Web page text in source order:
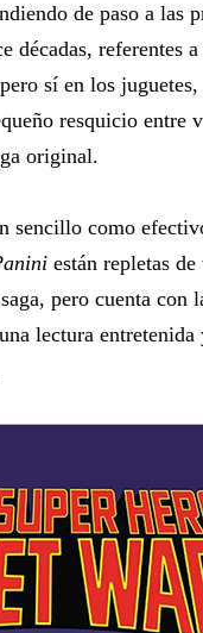
de paso a las
décadas, referentes
sí en los
resquicio entre
original.
sencillo como
están repletas
pero cuenta con
lectura